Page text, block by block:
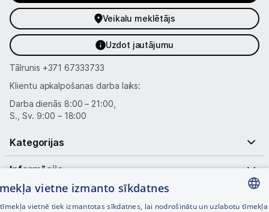
Veikalu meklētājs
Uzdot jautājumu
Tālrunis +371 67333733
Klientu apkalpošanas darba laiks:
Darba dienās 8:00 – 21:00,
S., Sv. 9:00 – 18:00
Kategorijas
Informācija
Noderīgas saites
vietne izmanto sīkdatnes
vietnē tiek izmantotas sīkdatnes, lai nodrošinātu un uzlabotu tīmekļa